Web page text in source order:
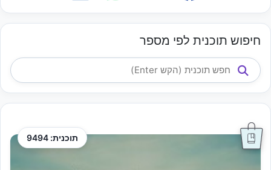
חיפוש תוכנית לפי מספר
תוכנית: 9494